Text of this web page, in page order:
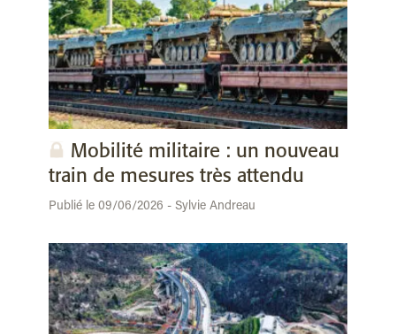
Mobilité militaire : un nouveau
train de mesures très attendu
Publié le 09/06/2026 - Sylvie Andreau